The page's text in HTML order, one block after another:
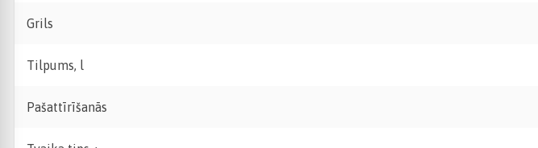
Grils
Tilpums, l
Pašattīrīšanās